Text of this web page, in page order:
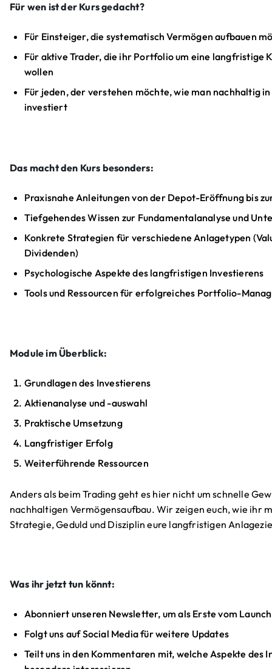
Für wen ist der Kurs gedacht?
Für Einsteiger, die systematisch Vermögen aufbauen
Für aktive Trader, die ihr Portfolio um eine langfristige
wollen
Für jeden, der verstehen möchte, wie man nachhaltig in
investiert
Das macht den Kurs besonders:
Praxisnahe Anleitungen von der Depot-Eröffnung bis
Tiefgehendes Wissen zur Fundamentalanalyse und
Konkrete Strategien für verschiedene Anlagetypen
Dividenden)
Psychologische Aspekte des langfristigen Investierens
Tools und Ressourcen für erfolgreiches Portfolio-
Module im Überblick:
Grundlagen des Investierens
Aktienanalyse und -auswahl
Praktische Umsetzung
Langfristiger Erfolg
Weiterführende Ressourcen
Anders als beim Trading geht es hier nicht um schnelle
nachhaltigen Vermögensaufbau. Wir zeigen euch, wie ihr
Strategie, Geduld und Disziplin eure langfristigen
Was ihr jetzt tun könnt:
Abonniert unseren Newsletter, um als Erste vom
Folgt uns auf Social Media für weitere Updates
Teilt uns in den Kommentaren mit, welche Aspekte des